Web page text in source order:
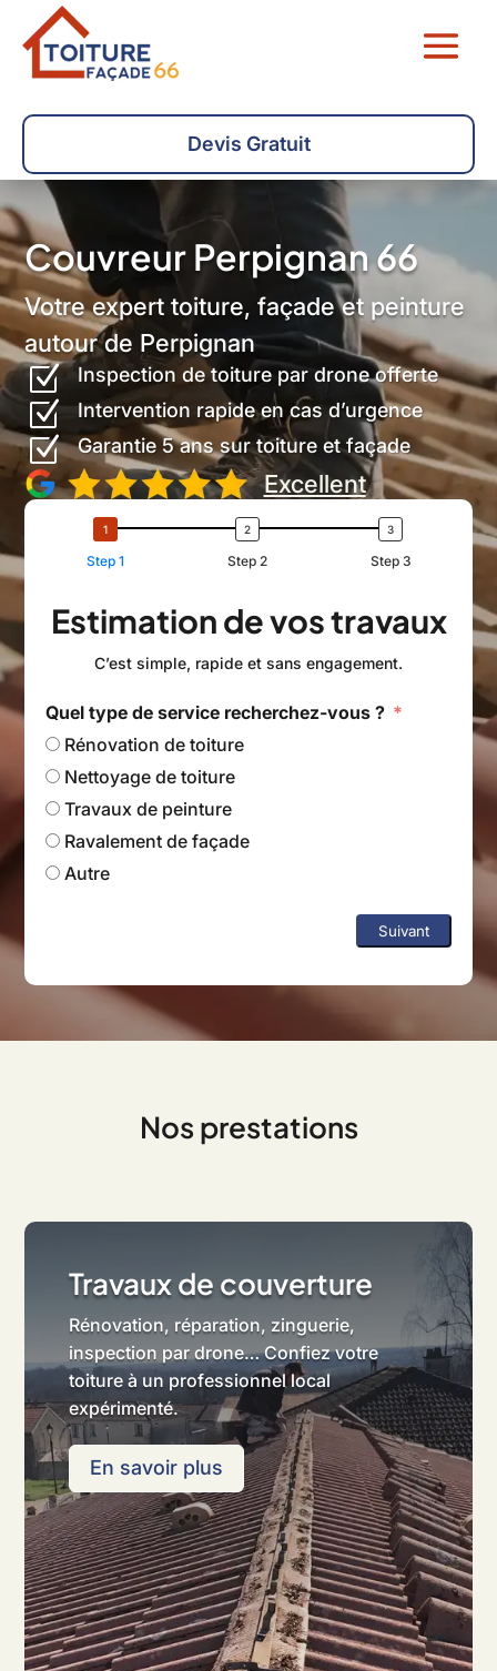
Devis Gratuit
Couvreur Perpignan 66
Votre expert toiture, façade et peinture
autour de Perpignan
Z Inspection de toiture par drone offerte
Z Intervention rapide en cas d’urgence
Z Garantie 5 ans sur toiture et façade
Excellent
Step 1 Step 2 Step 3
Estimation de vos travaux
C’est simple, rapide et sans engagement.
Quel type de service recherchez-vous ?
Rénovation de toiture
Nettoyage de toiture
Travaux de peinture
Ravalement de façade
Autre
Suivant
A
v
Nos prestations
Travaux de couverture
Rénovation, réparation, zinguerie,
inspection par drone… Confiez votre
toiture à un professionnel local
expérimenté.
En savoir plus